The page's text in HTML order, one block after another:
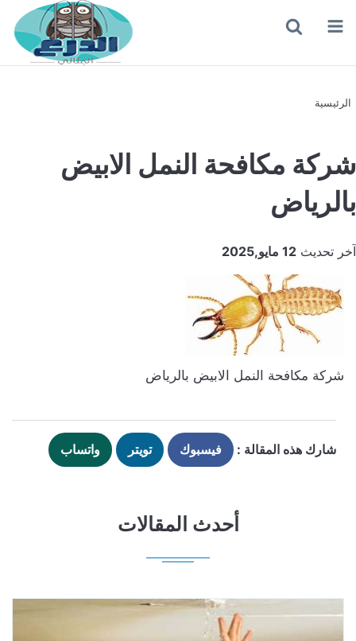
القائمة
الرئيسية
شركة مكافحة النمل الابيض
بالرياض
آخر تحديث 12 مايو,2025
شركة مكافحة النمل الابيض بالرياض
شارك هذه المقالة : فيسبوك تويتر واتساب
أحدث المقالات